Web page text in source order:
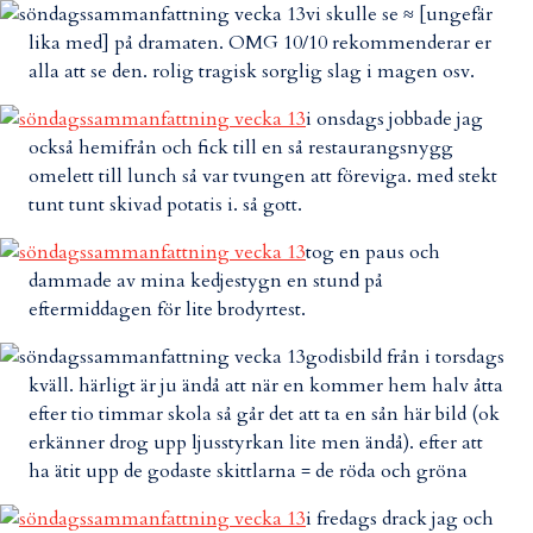
vi skulle se ≈ [ungefär
lika med] på dramaten. OMG 10/10 rekommenderar er
alla att se den. rolig tragisk sorglig slag i magen osv.
i onsdags jobbade jag
också hemifrån och fick till en så restaurangsnygg
omelett till lunch så var tvungen att föreviga. med stekt
tunt tunt skivad potatis i. så gott.
tog en paus och
dammade av mina kedjestygn en stund på
eftermiddagen för lite brodyrtest.
godisbild från i torsdags
kväll. härligt är ju ändå att när en kommer hem halv åtta
efter tio timmar skola så går det att ta en sån här bild (ok
erkänner drog upp ljusstyrkan lite men ändå). efter att
ha ätit upp de godaste skittlarna = de röda och gröna
i fredags drack jag och